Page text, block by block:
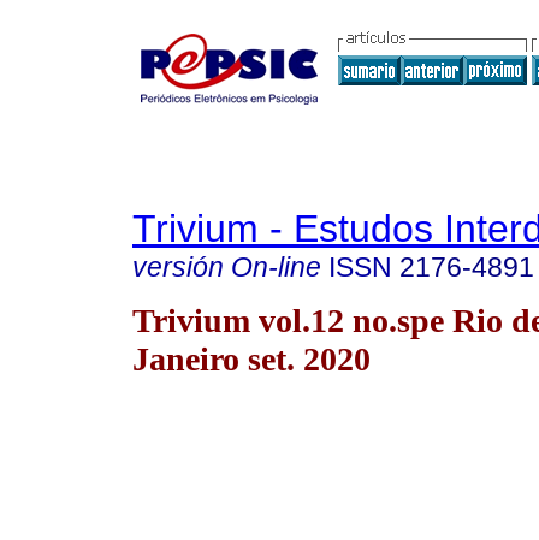
Trivium - Estudos
versión On-line ISSN 2176-4891
Trivium vol.12 no.spe Rio
Janeiro set. 2020